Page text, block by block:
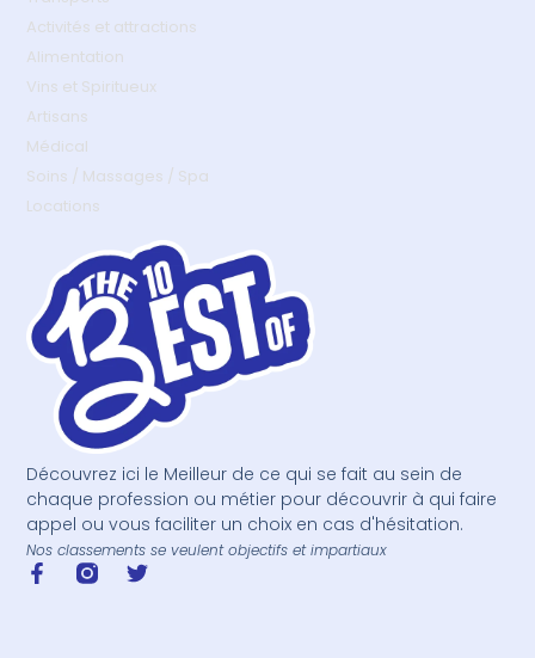
Découvrez ici le Meilleur de ce qui se fait au sein de
chaque profession ou métier pour découvrir à qui faire
appel ou vous faciliter un choix en cas d'hésitation.
Nos classements se veulent objectifs et impartiaux
Activités et attractions
Alimentation
Vins et Spiritueux
Artisans
Médical
Soins / Massages / Spa
Locations